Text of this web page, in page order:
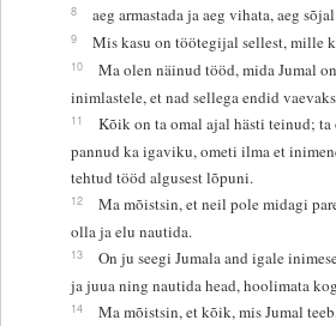
8 aeg armastada ja aeg vihata, aeg
9 Mis kasu on töötegijal sellest, mille
10
Ma olen näinud tööd, mida Jumal
inimlastele, et nad sellega endid
11
Kõik on ta omal ajal hästi teinud; ta
pannud ka igaviku, ometi ilma et
tehtud tööd algusest lõpuni.
12
Ma mõistsin, et neil pole midagi
olla ja elu nautida.
13
On ju seegi Jumala and igale
ja juua ning nautida head, hoolimata
14
Ma mõistsin, et kõik, mis Jumal